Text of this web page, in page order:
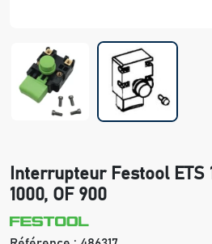
Interrupteur Festool ETS
1000, OF 900